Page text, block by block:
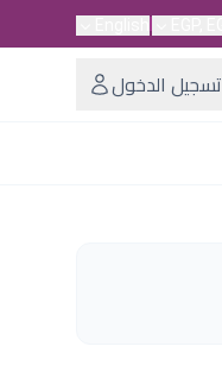
تسجيل الدخول